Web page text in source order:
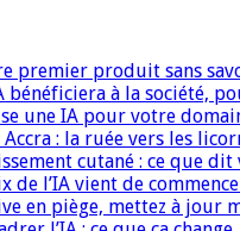
premier produit sans
bénéficiera à la société,
une IA pour votre
: la ruée vers les
cutané : ce que
de l’IA vient de
en piège, mettez à jour